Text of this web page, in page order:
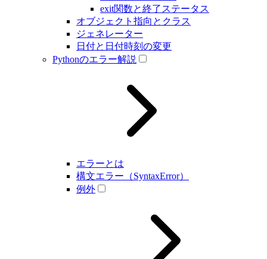
exit関数と終了ステータス
オブジェクト指向とクラス
ジェネレーター
日付と日付時刻の変更
Pythonのエラー解説
エラーとは
構文エラー（SyntaxError）
例外